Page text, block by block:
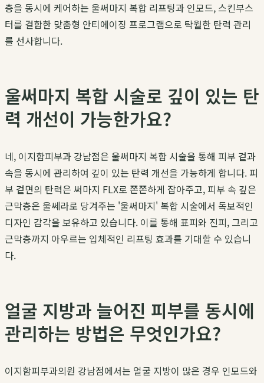
층을 동시에 케어하는 울써마지 복합 리프팅과 인모드, 스킨부스
터를 결합한 맞춤형 안티에이징 프로그램으로 탁월한 탄력 관리
를 선사합니다.
울써마지 복합 시술로 깊이 있는 탄
력 개선이 가능한가요?
네, 이지함피부과 강남점은 울써마지 복합 시술을 통해 피부 겉과
속을 동시에 관리하여 깊이 있는 탄력 개선을 가능하게 합니다. 피
부 겉면의 탄력은 써마지 FLX로 쫀쫀하게 잡아주고, 피부 속 깊은
근막층은 울쎄라로 당겨주는 '울써마지' 복합 시술에서 독보적인
디자인 감각을 보유하고 있습니다. 이를 통해 표피와 진피, 그리고
근막층까지 아우르는 입체적인 리프팅 효과를 기대할 수 있습니
다.
얼굴 지방과 늘어진 피부를 동시에
관리하는 방법은 무엇인가요?
이지함피부과의원 강남점에서는 얼굴 지방이 많은 경우 인모드와